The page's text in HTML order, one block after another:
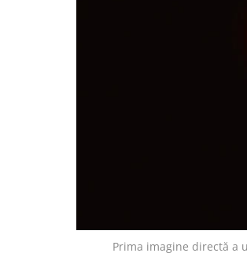
Prima imagine directă a